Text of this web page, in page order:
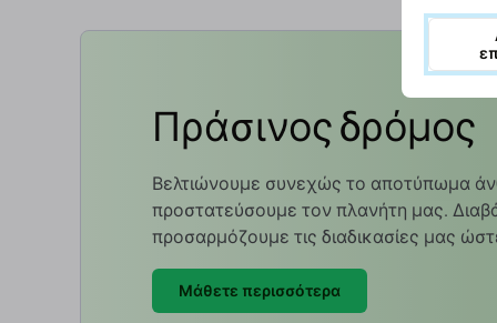
Πράσινος δρόμος
Βελτιώνουμε συνεχώς το αποτύπωμα
προστατεύσουμε τον πλανήτη μας.
προσαρμόζουμε τις διαδικασίες μας
Μάθετε περισσότερα